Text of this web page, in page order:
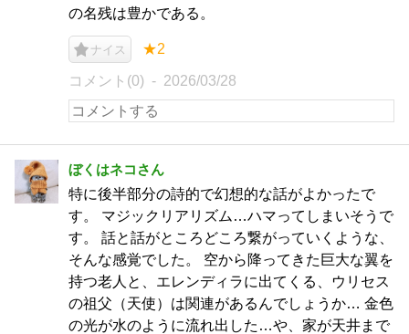
の名残は豊かである。
ナイス ★2
コメント(0) 2026/03/28
ぼくはネコさん
特に後半部分の詩的で幻想的な話がよかったで
す。 マジックリアリズム…ハマってしまいそうで
す。 話と話がところどころ繋がっていくような、
そんな感覚でした。 空から降ってきた巨大な翼を
持つ老人と、エレンディラに出てくる、ウリセス
の祖父（天使）は関連があるんでしょうか… 金色
の光が水のように流れ出した…や、家が天井まで